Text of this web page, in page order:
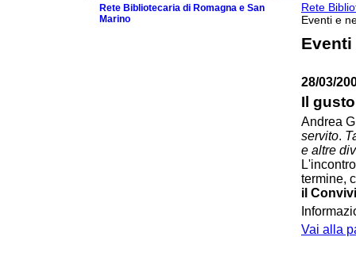
Rete
Eventi e
Eventi
28/03/
Il
Andrea
servito.
e altre
termine,
il
Vai alla
Rete Bibliotecaria di Romagna e San
Marino